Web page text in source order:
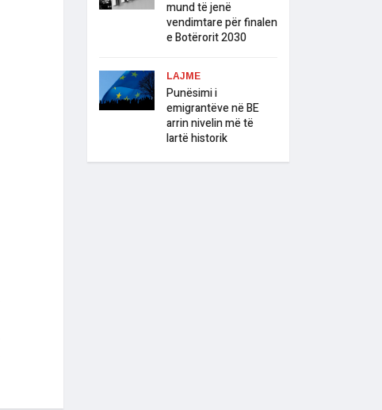
mund të jenë
vendimtare për finalen
e Botërorit 2030
LAJME
Punësimi i
emigrantëve në BE
arrin nivelin më të
lartë historik